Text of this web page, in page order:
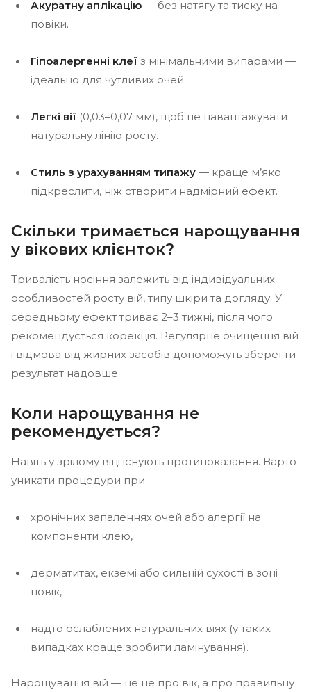
Акуратну аплікацію — без натягу та тиску на
повіки.
Гіпоалергенні клеї з мінімальними випарами —
ідеально для чутливих очей.
Легкі вії (0,03–0,07 мм), щоб не навантажувати
натуральну лінію росту.
Стиль з урахуванням типажу — краще м’яко
підкреслити, ніж створити надмірний ефект.
Скільки тримається нарощування
у вікових клієнток?
Тривалість носіння залежить від індивідуальних
особливостей росту вій, типу шкіри та догляду. У
середньому ефект триває 2–3 тижні, після чого
рекомендується корекція. Регулярне очищення вій
і відмова від жирних засобів допоможуть зберегти
результат надовше.
Коли нарощування не
рекомендується?
Навіть у зрілому віці існують протипоказання. Варто
уникати процедури при:
хронічних запаленнях очей або алергії на
компоненти клею,
дерматитах, екземі або сильній сухості в зоні
повік,
надто ослаблених натуральних віях (у таких
випадках краще зробити ламінування).
Нарощування вій — це не про вік, а про правильну